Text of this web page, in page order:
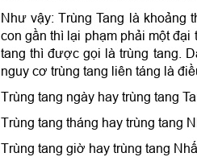
Như vậy: Trùng Tang là khoảng
con gần thì lại phạm phải một đại
tang thì được gọi là trùng tang.
nguy cơ trùng tang liên táng là
Trùng tang ngày hay trùng tang
Trùng tang tháng hay trùng tang
Trùng tang giờ hay trùng tang